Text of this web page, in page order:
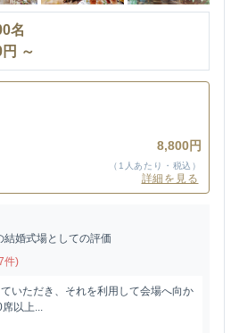
名
円 ～
8,800円
（1人あたり・税込）
詳細を見る
結婚式場としての評価
件)
いただき、それを利用して会場へ向か
以上...